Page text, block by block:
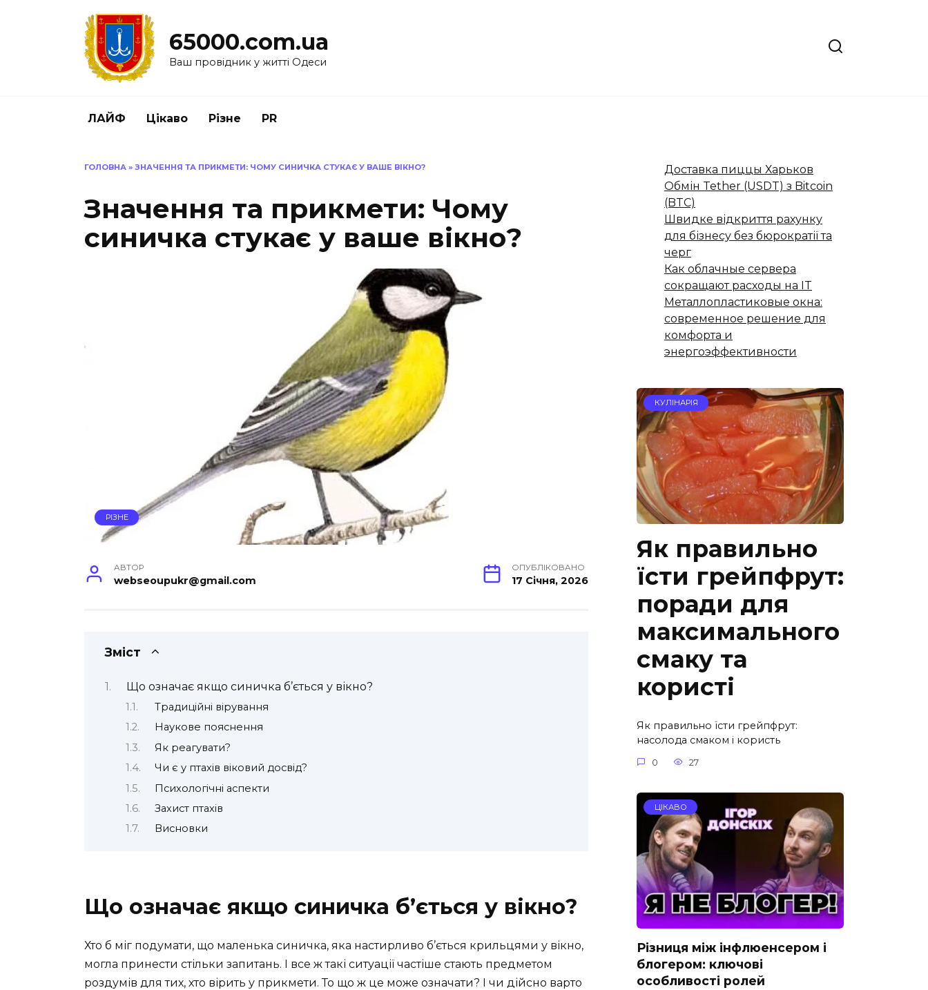
65000.com.ua
Ваш провідник у житті Одеси
ЛАЙФ Цікаво Різне PR
ГОЛОВНА » ЗНАЧЕННЯ ТА ПРИКМЕТИ: ЧОМУ СИНИЧКА СТУКАЄ У ВАШЕ ВІКНО?
Значення та прикмети: Чому
синичка стукає у ваше вікно?
РІЗНЕ
АВТОР
webseoupukr@gmail.com
ОПУБЛІКОВАНО
17 Січня, 2026
Зміст
Що означає якщо синичка б’ється у вікно?
Традиційні вірування
Наукове пояснення
Як реагувати?
Чи є у птахів віковий досвід?
Психологічні аспекти
Захист птахів
Висновки
Що означає якщо синичка б’ється у вікно?
Хто б міг подумати, що маленька синичка, яка настирливо б’ється крильцями у вікно,
могла принести стільки запитань. І все ж такі ситуації частіше стають предметом
роздумів для тих, хто вірить у прикмети. То що ж це може означати? І чи дійсно варто
Доставка пиццы Харьков
Обмін Tether (USDT) з Bitcoin
(BTC)
Швидке відкриття рахунку
для бізнесу без бюрократії та
черг
Как облачные сервера
сокращают расходы на IT
Металлопластиковые окна:
современное решение для
комфорта и
энергоэффективности
КУЛІНАРІЯ
Як правильно
їсти грейпфрут:
поради для
максимального
смаку та
користі
Як правильно їсти грейпфрут:
насолода смаком і користь
0 27
ЦІКАВО
Різниця між інфлюенсером і
блогером: ключові
особливості ролей